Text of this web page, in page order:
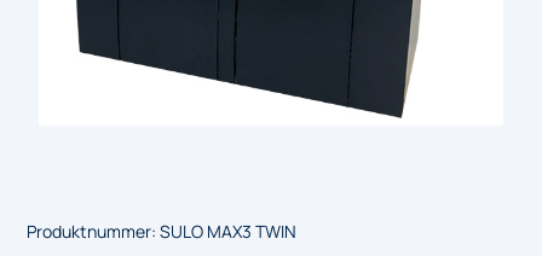
Produktnummer:SULO MAX3 TWIN